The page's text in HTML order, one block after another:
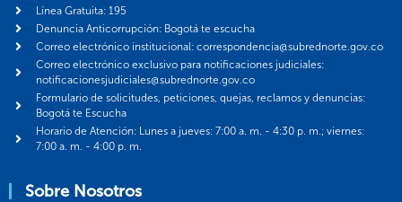
Línea Gratuita: 195
Denuncia Anticorrupción: Bogotá te escucha
Correo electrónico institucional: correspondencia@subrednorte.gov.co
Correo electrónico exclusivo para notificaciones judiciales:
notificacionesjudiciales@subrednorte.gov.co
Formulario de solicitudes, peticiones, quejas, reclamos y denuncias:
Bogotá te Escucha
Horario de Atención: Lunes a jueves: 7:00 a. m. - 4:30 p. m.; viernes:
7:00 a. m. - 4:00 p. m.
Sobre Nosotros